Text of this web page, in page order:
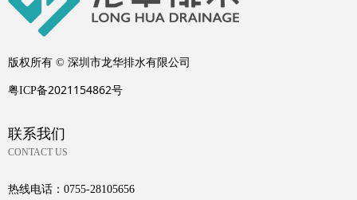
热线电话： 0755-28105656
联系我们
CONTACT US
版权所有 © 深圳市龙华排水有限公司
粤ICP备2021154862号